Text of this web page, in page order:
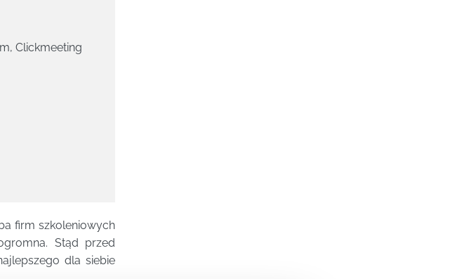
Clickmeeting
firm szkoleniowych
Stąd przed
dla siebie